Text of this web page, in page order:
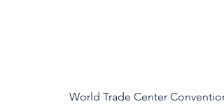
World Trade Center